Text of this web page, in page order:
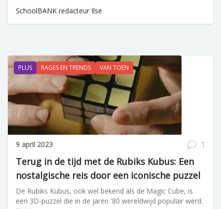
SchoolBANK redacteur Ilse
PLUS RAGES EN TRENDS VAN TOEN
9 april 2023 1
Terug in de tijd met de Rubiks Kubus: Een
nostalgische reis door een iconische puzzel
De Rubiks Kubus, ook wel bekend als de Magic Cube, is
een 3D-puzzel die in de jaren '80 wereldwijd populair werd.